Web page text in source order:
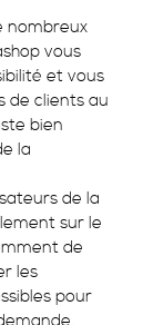
nombreux
vous
et vous
de clients au
bien
la
de la
sur le
de
les
pour